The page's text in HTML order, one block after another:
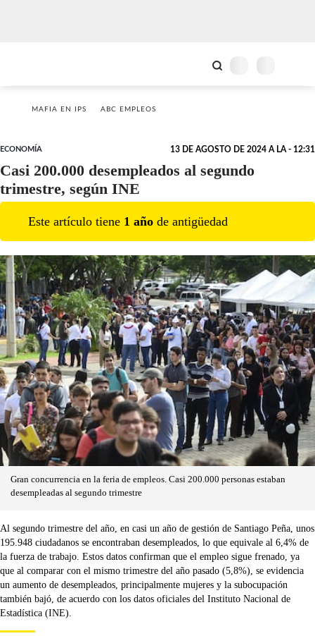
MAFIA EN IPS ABC EMPLEOS
ECONOMÍA 13 DE AGOSTO DE 2024 A LA - 12:31
Casi 200.000 desempleados al segundo
trimestre, según INE
Este artículo tiene 1 año de antigüedad
Gran concurrencia en la feria de empleos. Casi 200.000 personas estaban
desempleadas al segundo trimestre
Al segundo trimestre del año, en casi un año de gestión de Santiago Peña, unos
195.948 ciudadanos se encontraban desempleados, lo que equivale al 6,4% de
la fuerza de trabajo. Estos datos confirman que el empleo sigue frenado, ya
que al comparar con el mismo trimestre del año pasado (5,8%), se evidencia
un aumento de desempleados, principalmente mujeres y la subocupación
también bajó, de acuerdo con los datos oficiales del Instituto Nacional de
Estadística (INE).